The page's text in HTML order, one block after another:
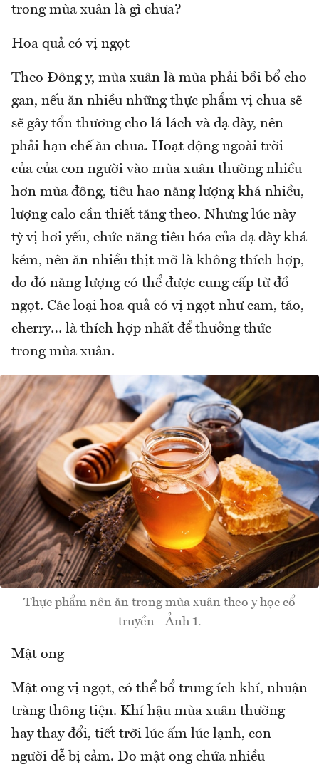
trong mùa xuân là gì chưa?
Hoa quả có vị ngọt
Theo Đông y, mùa xuân là mùa phải bồi bổ cho
gan, nếu ăn nhiều những thực phẩm vị chua sẽ
sẽ gây tổn thương cho lá lách và dạ dày, nên
phải hạn chế ăn chua. Hoạt động ngoài trời
của của con người vào mùa xuân thường nhiều
hơn mùa đông, tiêu hao năng lượng khá nhiều,
lượng calo cần thiết tăng theo. Nhưng lúc này
tỳ vị hơi yếu, chức năng tiêu hóa của dạ dày khá
kém, nên ăn nhiều thịt mỡ là không thích hợp,
do đó năng lượng có thể được cung cấp từ đồ
ngọt. Các loại hoa quả có vị ngọt như cam, táo,
cherry… là thích hợp nhất để thưởng thức
trong mùa xuân.
Thực phẩm nên ăn trong mùa xuân theo y học cổ
truyền - Ảnh 1.
Mật ong
Mật ong vị ngọt, có thể bổ trung ích khí, nhuận
tràng thông tiện. Khí hậu mùa xuân thường
hay thay đổi, tiết trời lúc ấm lúc lạnh, con
người dễ bị cảm. Do mật ong chứa nhiều